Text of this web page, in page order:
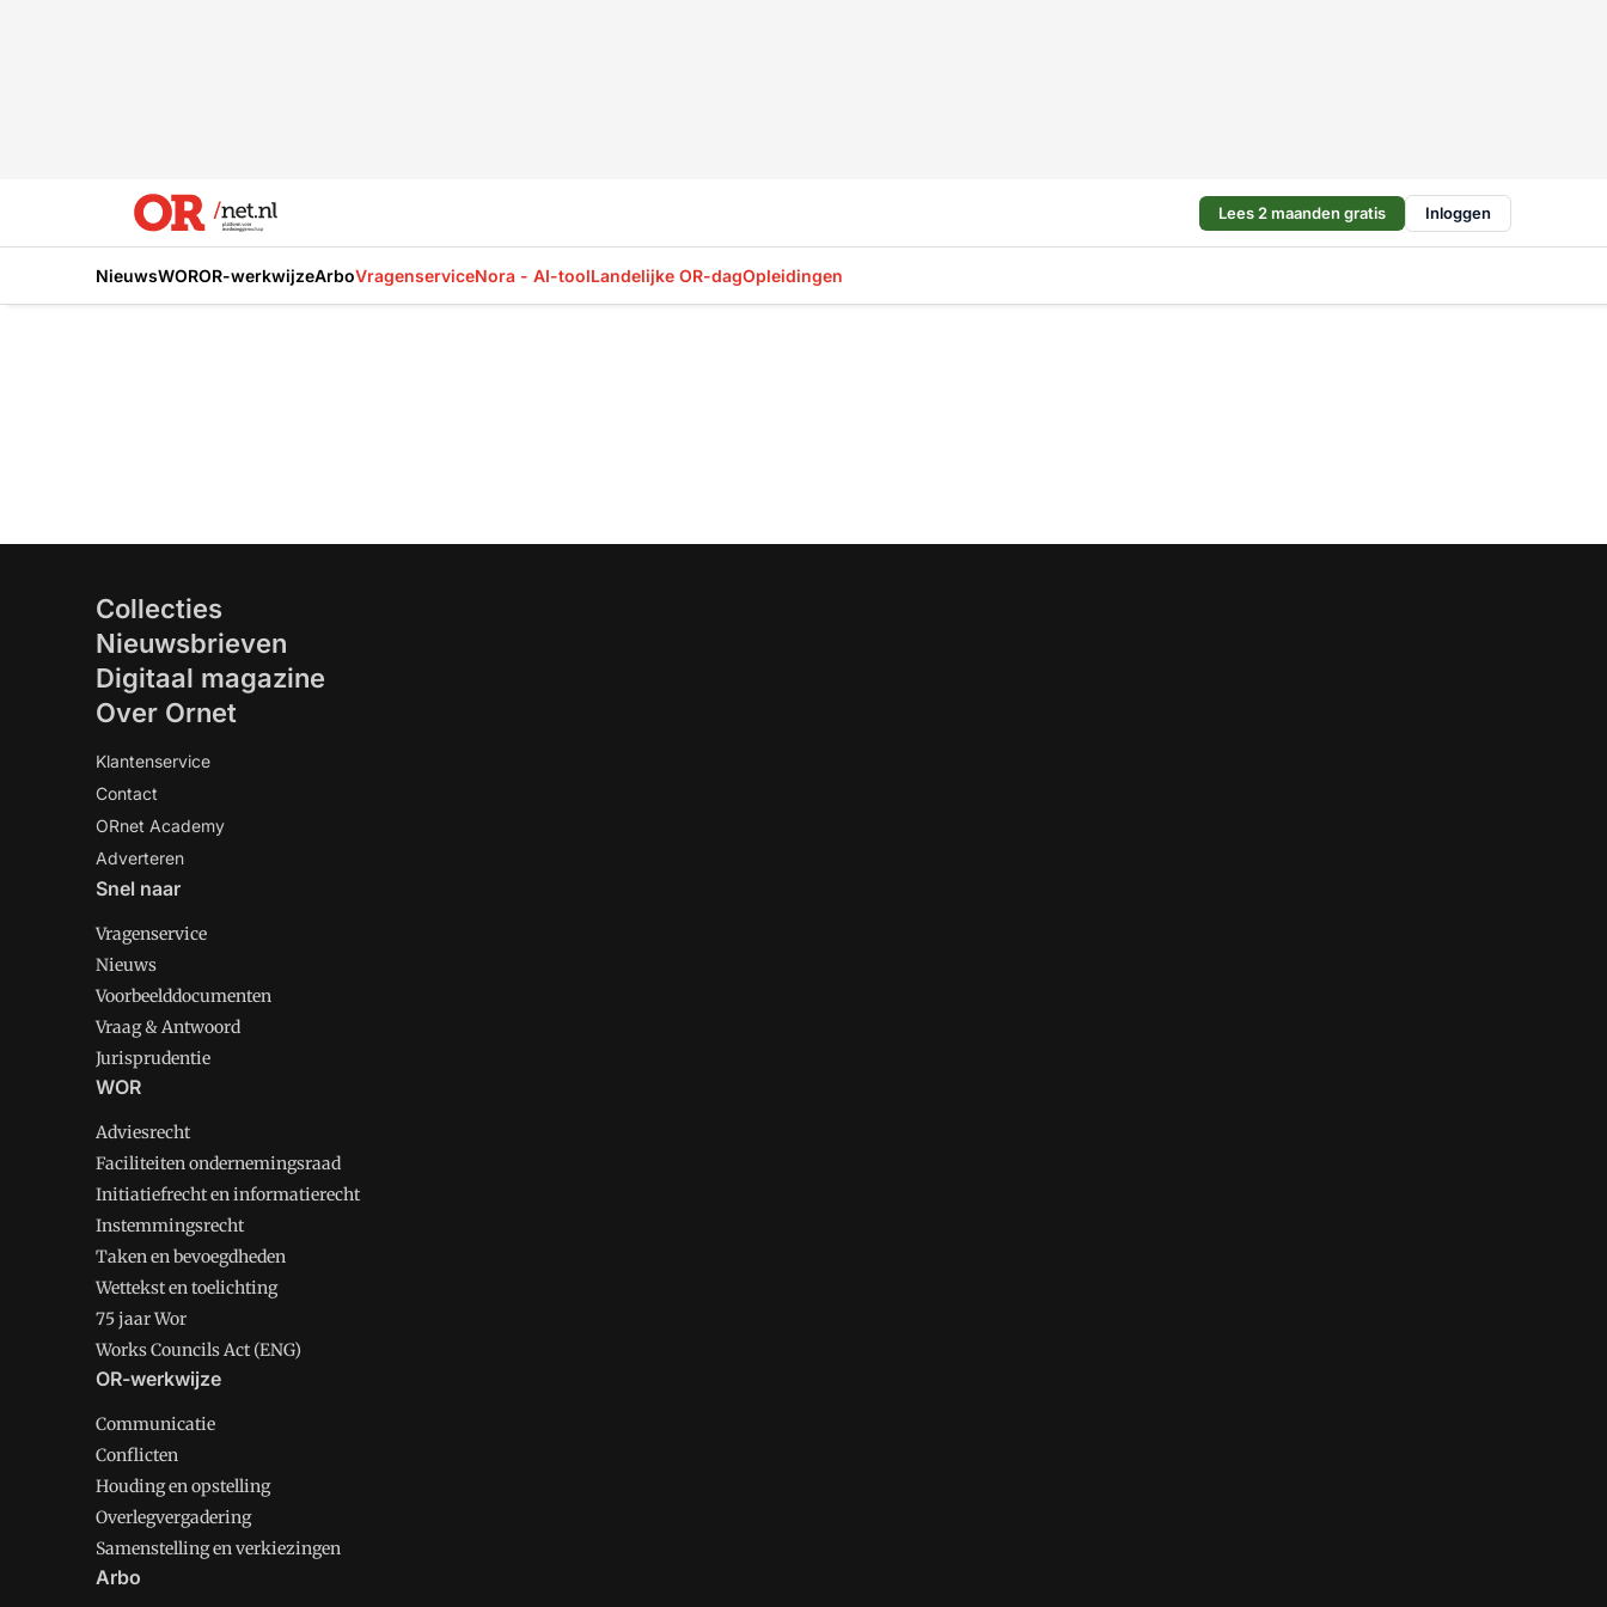
Lees 2 maanden gratis Inloggen
NieuwsWOROR-werkwijzeArboVragenserviceNora - AI-toolLandelijke OR-dagOpleidingen
Collecties
Nieuwsbrieven
Digitaal magazine
Over Ornet
Klantenservice
Contact
ORnet Academy
Adverteren
Snel naar
Vragenservice
Nieuws
Voorbeelddocumenten
Vraag & Antwoord
Jurisprudentie
WOR
Adviesrecht
Faciliteiten ondernemingsraad
Initiatiefrecht en informatierecht
Instemmingsrecht
Taken en bevoegdheden
Wettekst en toelichting
75 jaar Wor
Works Councils Act (ENG)
OR-werkwijze
Communicatie
Conflicten
Houding en opstelling
Overlegvergadering
Samenstelling en verkiezingen
Arbo